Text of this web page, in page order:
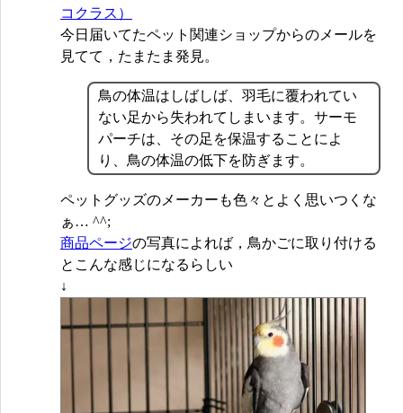
コクラス）
今日届いてたペット関連ショップからのメールを
見てて，たまたま発見。
鳥の体温はしばしば、羽毛に覆われてい
ない足から失われてしまいます。サーモ
パーチは、その足を保温することによ
り、鳥の体温の低下を防ぎます。
ペットグッズのメーカーも色々とよく思いつくな
ぁ… ^^;
商品ページの写真によれば，鳥かごに取り付ける
とこんな感じになるらしい
↓